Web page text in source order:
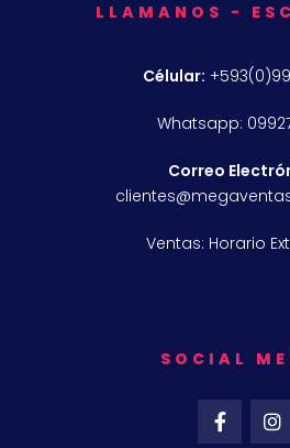
LLAMANOS -
Célular:
Whatsapp:
Correo
Ventas: Horario
SOCIAL